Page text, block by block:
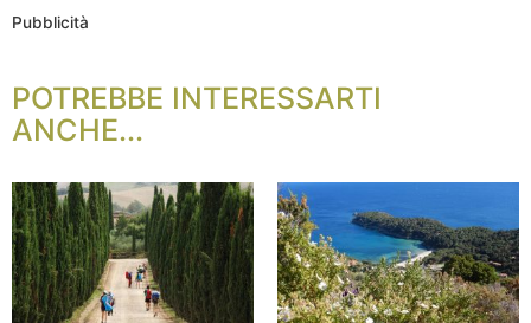
Pubblicità
POTREBBE INTERESSARTI
ANCHE...